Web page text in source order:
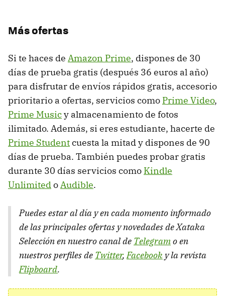
Más ofertas
Si te haces de Amazon Prime, dispones de 30
días de prueba gratis (después 36 euros al año)
para disfrutar de envíos rápidos gratis, accesorio
prioritario a ofertas, servicios como Prime Video,
Prime Musicy almacenamiento de fotos
ilimitado. Además, si eres estudiante, hacerte de
Prime Studentcuesta la mitad y dispones de 90
días de prueba. También puedes probar gratis
durante 30 días servicios como Kindle
UnlimitedoAudible.
Puedes estar al día y en cada momento informado
de las principales ofertas y novedades de Xataka
Selección en nuestro canal de Telegramo en
nuestros perfiles de Twitter,Facebook y la revista
Flipboard.